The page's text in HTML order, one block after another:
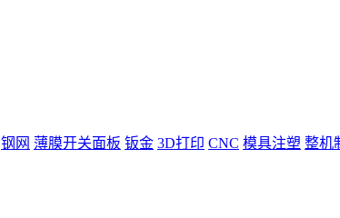
钢网 薄膜开关面板 钣金 3D打印 CNC 模具注塑 整机